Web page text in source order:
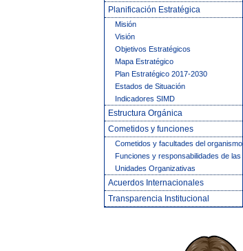
Planificación Estratégica
Misión
Visión
Objetivos Estratégicos
Mapa Estratégico
Plan Estratégico 2017-2030
Estados de Situación
Indicadores SIMD
Estructura Orgánica
Cometidos y funciones
Cometidos y facultades del organismo
Funciones y responsabilidades de las
Unidades Organizativas
Acuerdos Internacionales
Transparencia Institucional